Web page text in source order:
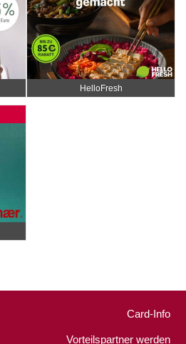
HelloFresh
Card-Info
Vorteilspartner werden